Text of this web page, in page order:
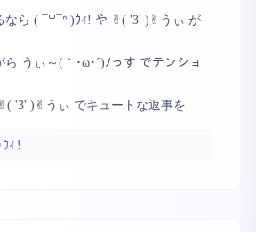
なら ( ¯꒳¯ᐢ )ｳｨ! や ✌︎( 'З' )✌︎うぃ が
うぃ～(｀･ω･´)ﾉっす でテンショ
'З' )✌︎うぃ でキュートな返事を
ｨ!